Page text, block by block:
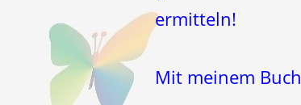
ermitteln!
Mit meinem Buch